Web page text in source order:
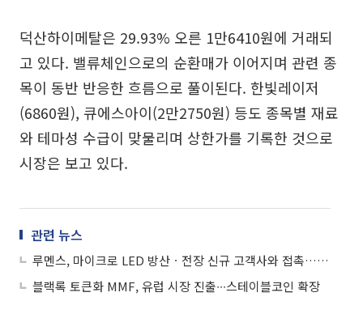
덕산하이메탈은 29.93% 오른 1만6410원에 거래되
고 있다. 밸류체인으로의 순환매가 이어지며 관련 종
목이 동반 반응한 흐름으로 풀이된다. 한빛레이저
(6860원), 큐에스아이(2만2750원) 등도 종목별 재료
와 테마성 수급이 맞물리며 상한가를 기록한 것으로
시장은 보고 있다.
관련 뉴스
루멘스, 마이크로 LED 방산ㆍ전장 신규 고객사와 접촉…연내 수주 목표
블랙록 토큰화 MMF, 유럽 시장 진출∙∙∙스테이블코인 확장